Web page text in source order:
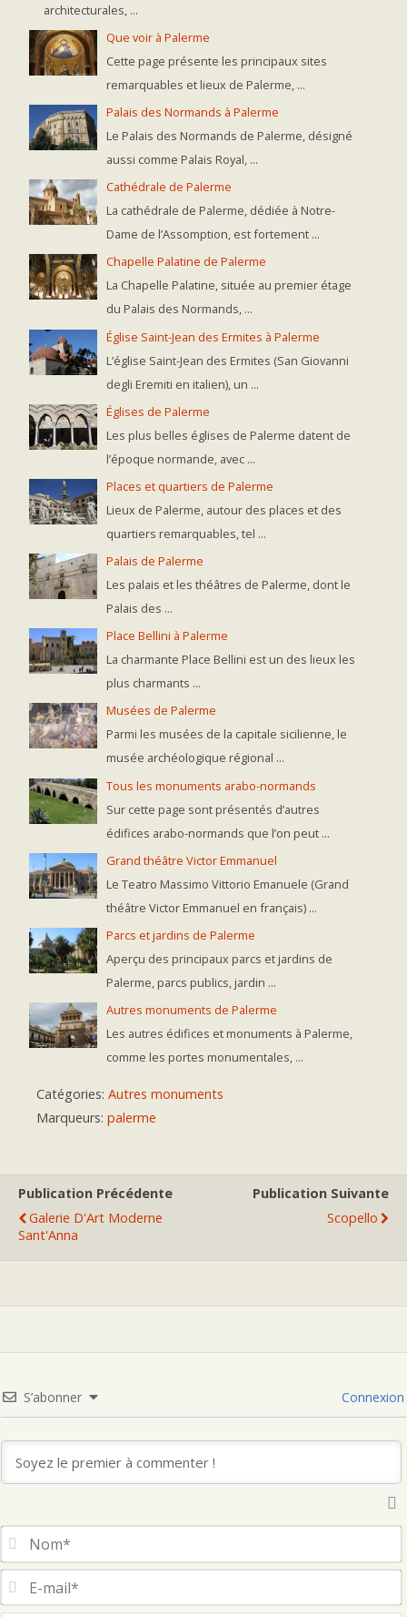
architecturales, ...
Que voir à Palerme
Cette page présente les principaux sites
remarquables et lieux de Palerme, ...
Palais des Normands à Palerme
Le Palais des Normands de Palerme, désigné
aussi comme Palais Royal, ...
Cathédrale de Palerme
La cathédrale de Palerme, dédiée à Notre-
Dame de l’Assomption, est fortement ...
Chapelle Palatine de Palerme
La Chapelle Palatine, située au premier étage
du Palais des Normands, ...
Église Saint-Jean des Ermites à Palerme
L’église Saint-Jean des Ermites (San Giovanni
degli Eremiti en italien), un ...
Églises de Palerme
Les plus belles églises de Palerme datent de
l’époque normande, avec ...
Places et quartiers de Palerme
Lieux de Palerme, autour des places et des
quartiers remarquables, tel ...
Palais de Palerme
Les palais et les théâtres de Palerme, dont le
Palais des ...
Place Bellini à Palerme
La charmante Place Bellini est un des lieux les
plus charmants ...
Musées de Palerme
Parmi les musées de la capitale sicilienne, le
musée archéologique régional ...
Tous les monuments arabo-normands
Sur cette page sont présentés d’autres
édifices arabo-normands que l’on peut ...
Grand théâtre Victor Emmanuel
Le Teatro Massimo Vittorio Emanuele (Grand
théâtre Victor Emmanuel en français) ...
Parcs et jardins de Palerme
Aperçu des principaux parcs et jardins de
Palerme, parcs publics, jardin ...
Autres monuments de Palerme
Les autres édifices et monuments à Palerme,
comme les portes monumentales, ...
Catégories: Autres monuments
Marqueurs: palerme
Publication Précédente
Galerie D'Art Moderne
Sant'Anna
Publication Suivante
Scopello
S’abonner Connexion